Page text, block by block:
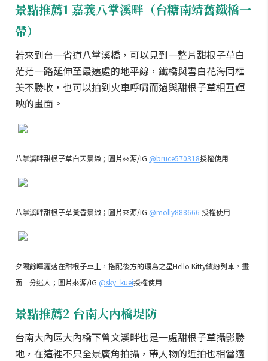
景點推薦1 嘉義八掌溪畔（台糖南靖舊鐵橋一
帶）
若來到台一省道八掌溪橋，可以見到一整片甜根子草白
茫茫一路延伸至最遠處的地平線，鐵橋與雪白花海同框
美不勝收，也可以拍到火車呼嘯而過與甜根子草相互輝
映的畫面。
八掌溪畔甜根子草白天景緻；圖片來源/IG @bruce570318授權使用
八掌溪畔甜根子草黃昏景緻；圖片來源/IG @molly888666 授權使用
夕陽餘暉灑落在甜根子草上，搭配後方的環島之星Hello Kitty繽紛列車，畫
面十分迷人；圖片來源/IG @sky_kuei授權使用
景點推薦2 台南大內橋堤防
台南大內區大內橋下曾文溪畔也是一處甜根子草攝影勝
地，在這裡不只全景廣角拍攝，帶人物的近拍也相當適